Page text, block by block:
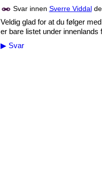
Svar innen Sverre Viddal
Veldig glad for at du følger
er bare listet under
▶Svar